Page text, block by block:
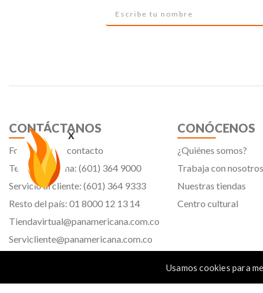
x
Usamos cookies para
CONTÁCTANOS
Formulario de contacto
Teléfono oficina: (601) 364 9000
Servicio al cliente: (601) 364 9333
Resto del país: 01 8000 12 13 14
Tiendavirtual@panamericana.com.co
Servicliente@panamericana.com.co
CONÓCENOS
¿Quiénes somos?
Trabaja con nosotros
Nuestras tiendas
Centro cultural